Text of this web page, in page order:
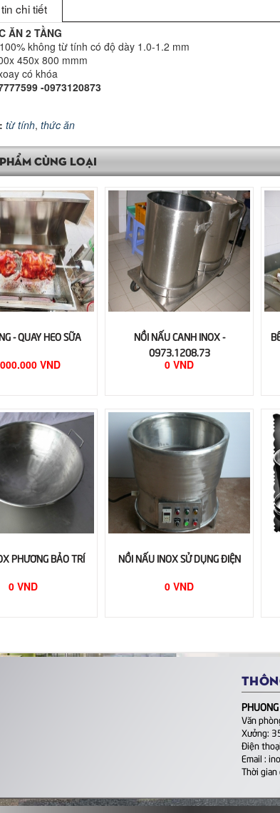
chi tiết
ĂN 2 TẦNG
không từ tính có độ dày 1.0-1.2 mm
450x 800 mmm
có khóa
-0973120873
từ tính, thức ăn
CÙNG LOẠI
- QUAY HEO SỮA
VND
NỒI NẤU CANH INOX -
0973.1208.73
0 VND
PHƯƠNG BẢO TRÍ
0 VND
NỒI NẤU INOX SỬ DỤNG ĐIỆN
0 VND
Văn
Xưởng:
Điện
Email :
Thời gian